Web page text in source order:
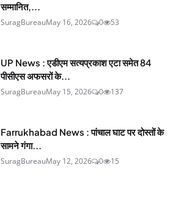
सम्मानित,...
SuragBureauMay 16, 2026 0 53
UP News : एडीएम सत्यप्रकाश एटा समेत 84
पीसीएस अफसरों के...
SuragBureauMay 15, 2026 0 137
Farrukhabad News : पांचाल घाट पर दोस्तों के
सामने गंगा...
SuragBureauMay 12, 2026 0 15